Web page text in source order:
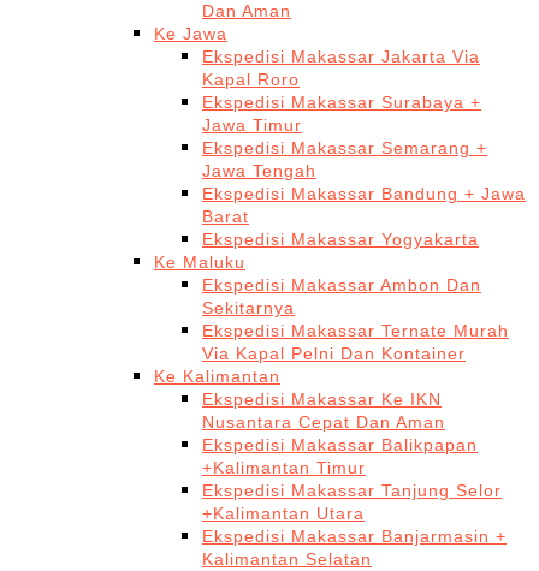
Dan Aman
Ke Jawa
Ekspedisi Makassar Jakarta Via
Kapal Roro
Ekspedisi Makassar Surabaya +
Jawa Timur
Ekspedisi Makassar Semarang +
Jawa Tengah
Ekspedisi Makassar Bandung + Jawa
Barat
Ekspedisi Makassar Yogyakarta
Ke Maluku
Ekspedisi Makassar Ambon Dan
Sekitarnya
Ekspedisi Makassar Ternate Murah
Via Kapal Pelni Dan Kontainer
Ke Kalimantan
Ekspedisi Makassar Ke IKN
Nusantara Cepat Dan Aman
Ekspedisi Makassar Balikpapan
+Kalimantan Timur
Ekspedisi Makassar Tanjung Selor
+Kalimantan Utara
Ekspedisi Makassar Banjarmasin +
Kalimantan Selatan